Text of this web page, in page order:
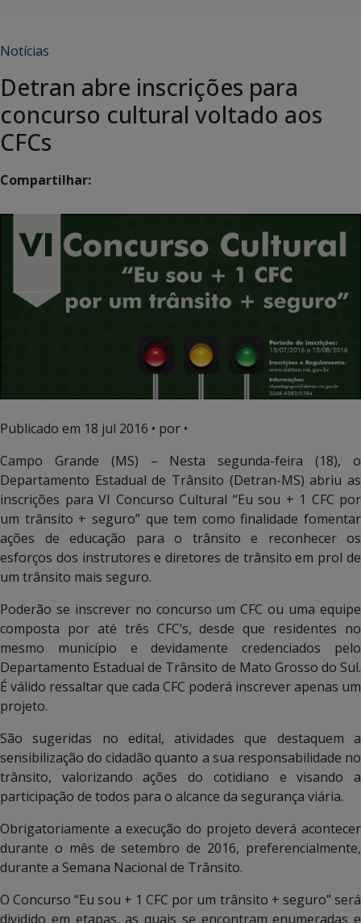
Notícias
Detran abre inscrições para
concurso cultural voltado aos
CFCs
Compartilhar:
Publicado em 18 jul 2016 • por •
Campo Grande (MS) – Nesta segunda-feira (18), o
Departamento Estadual de Trânsito (Detran-MS) abriu as
inscrições para VI Concurso Cultural “Eu sou + 1 CFC por
um trânsito + seguro” que tem como finalidade fomentar
ações de educação para o trânsito e reconhecer os
esforços dos instrutores e diretores de trânsito em prol de
um trânsito mais seguro.
Poderão se inscrever no concurso um CFC ou uma equipe
composta por até três CFC’s, desde que residentes no
mesmo município e devidamente credenciados pelo
Departamento Estadual de Trânsito de Mato Grosso do Sul.
É válido ressaltar que cada CFC poderá inscrever apenas um
projeto.
São sugeridas no edital, atividades que destaquem a
sensibilização do cidadão quanto a sua responsabilidade no
trânsito, valorizando ações do cotidiano e visando a
participação de todos para o alcance da segurança viária.
Obrigatoriamente a execução do projeto deverá acontecer
durante o mês de setembro de 2016, preferencialmente,
durante a Semana Nacional de Trânsito.
O Concurso “Eu sou + 1 CFC por um trânsito + seguro” será
dividido em etapas, as quais se encontram enumeradas e